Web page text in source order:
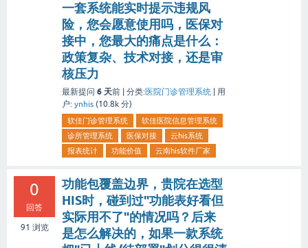
一套系统能实时提示违规风
险，您会愿意使用吗，医保对
接中，您最大的痛点是什么：
政策复杂、技术对接，还是审
核压力
最新提问 6 天前 | 分类:医院门诊管理系统
用
户: ynhis (10.8k 分)
软佳门诊管理系统
软佳医院信息管理系统
诊所管理系统
医保对接
云his系统
报表统计
功能价值 云南his软件厂家
0
回答
91 浏览
功能包覆盖边界，贵院在选型
HIS时，碰到过"功能表好看但
实际用不了"的情况吗？后来
是怎么解决的，如果一款系统